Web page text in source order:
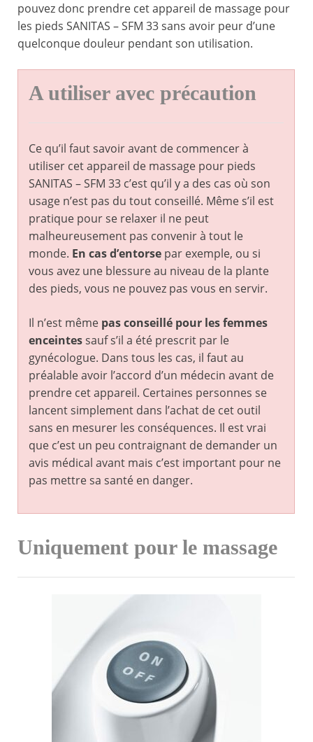
pouvez donc prendre cet appareil de massage pour
les pieds SANITAS – SFM 33 sans avoir peur d’une
quelconque douleur pendant son utilisation.
A utiliser avec précaution
Ce qu’il faut savoir avant de commencer à
utiliser cet appareil de massage pour pieds
SANITAS – SFM 33 c’est qu’il y a des cas où son
usage n’est pas du tout conseillé. Même s’il est
pratique pour se relaxer il ne peut
malheureusement pas convenir à tout le
monde. En cas d’entorse par exemple, ou si
vous avez une blessure au niveau de la plante
des pieds, vous ne pouvez pas vous en servir.
Il n’est même pas conseillé pour les femmes
enceintessauf s’il a été prescrit par le
gynécologue. Dans tous les cas, il faut au
préalable avoir l’accord d’un médecin avant de
prendre cet appareil. Certaines personnes se
lancent simplement dans l’achat de cet outil
sans en mesurer les conséquences. Il est vrai
que c’est un peu contraignant de demander un
avis médical avant mais c’est important pour ne
pas mettre sa santé en danger.
Uniquement pour le massage